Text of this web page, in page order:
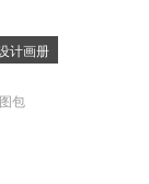
计画册
包